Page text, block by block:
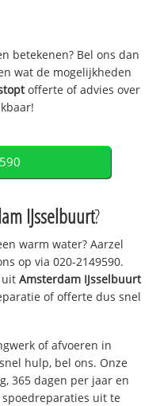
betekenen? Bel ons dan
wat de mogelijkheden
offerte of advies over
IJsselbuurt?
warm water? Aarzel
op via 020-2149590.
uitAmsterdam IJsselbuurt
of offerte dus snel
of afvoeren in
hulp, bel ons. Onze
365 dagen per jaar en
uit te